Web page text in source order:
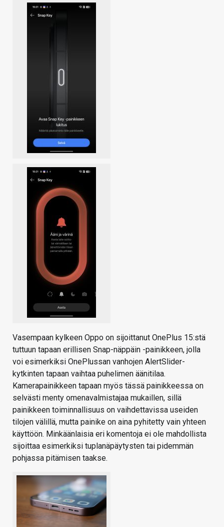
Vasempaan kylkeen Oppo on sijoittanut OnePlus 15:stä
tuttuun tapaan erillisen Snap-näppäin -painikkeen, jolla
voi esimerkiksi OnePlussan vanhojen AlertSlider-
kytkinten tapaan vaihtaa puhelimen äänitilaa.
Kamerapainikkeen tapaan myös tässä painikkeessa on
selvästi menty omenavalmistajaa mukaillen, sillä
painikkeen toiminnallisuus on vaihdettavissa useiden
tilojen välillä, mutta painike on aina pyhitetty vain yhteen
käyttöön. Minkäänlaisia eri komentoja ei ole mahdollista
sijoittaa esimerkiksi tuplanäpäytysten tai pidemmän
pohjassa pitämisen taakse.